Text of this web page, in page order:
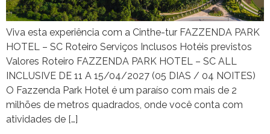
Viva esta experiência com a Cinthe-tur FAZZENDA PARK
HOTEL – SC Roteiro Serviços Inclusos Hotéis previstos
Valores Roteiro FAZZENDA PARK HOTEL – SC ALL
INCLUSIVE DE 11 A 15/04/2027 (05 DIAS / 04 NOITES)
O Fazzenda Park Hotel é um paraíso com mais de 2
milhões de metros quadrados, onde você conta com
atividades de […]